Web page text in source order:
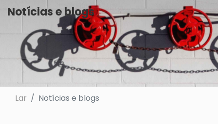
Notícias e blogs
Lar Notícias e blogs